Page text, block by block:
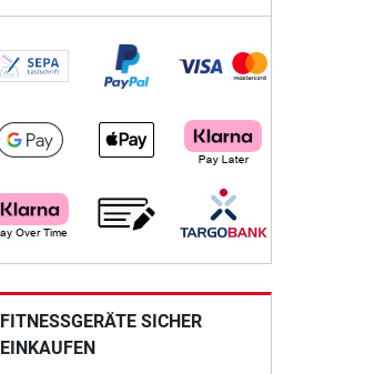
FITNESSGERÄTE SICHER
EINKAUFEN